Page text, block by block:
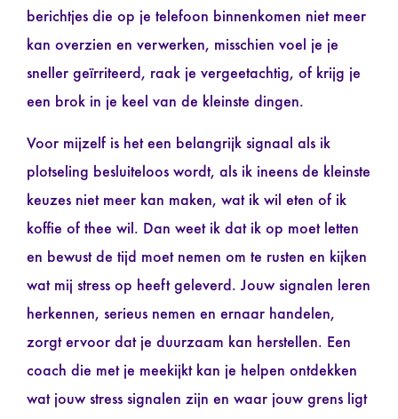
berichtjes die op je telefoon binnenkomen niet meer
kan overzien en verwerken, misschien voel je je
sneller geïrriteerd, raak je vergeetachtig, of krijg je
een brok in je keel van de kleinste dingen.
Voor mijzelf is het een belangrijk signaal als ik
plotseling besluiteloos wordt, als ik ineens de kleinste
keuzes niet meer kan maken, wat ik wil eten of ik
koffie of thee wil. Dan weet ik dat ik op moet letten
en bewust de tijd moet nemen om te rusten en kijken
wat mij stress op heeft geleverd. Jouw signalen leren
herkennen, serieus nemen en ernaar handelen,
zorgt ervoor dat je duurzaam kan herstellen. Een
coach die met je meekijkt kan je helpen ontdekken
wat jouw stress signalen zijn en waar jouw grens ligt